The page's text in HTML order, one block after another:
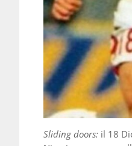
Sliding doors: il 18